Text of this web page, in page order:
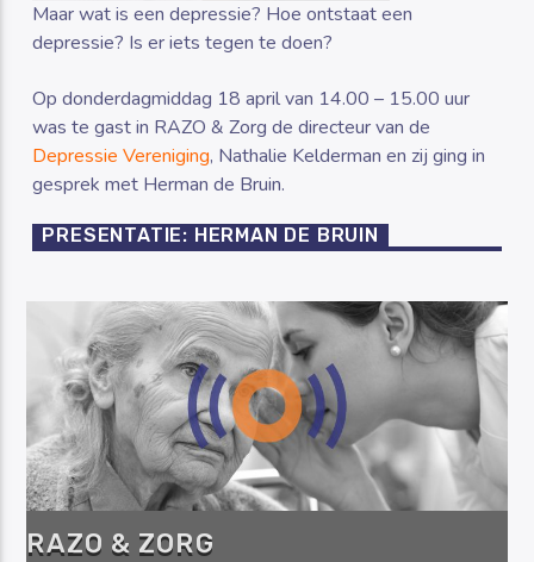
Maar wat is een depressie? Hoe ontstaat een
depressie? Is er iets tegen te doen?
Op donderdagmiddag 18 april van 14.00 – 15.00 uur
was te gast in RAZO & Zorg de directeur van de
Depressie Vereniging, Nathalie Kelderman en zij ging in
gesprek met Herman de Bruin.
PRESENTATIE: HERMAN DE BRUIN
RAZO & ZORG